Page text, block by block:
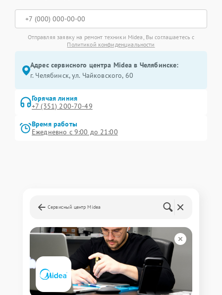
Отправляя заявку на ремонт техники Midea, Вы соглашаетесь с
Политикой конфиденциальности
Адрес сервисного центра Midea в Челябинске:
г. Челябинск, ул. Чайковского, 60
Горячая линия
+7 (351) 200-70-49
Время работы
Ежедневно с 9:00 до 21:00
Сервисный центр Midea